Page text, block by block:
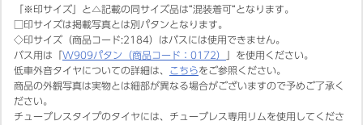
「※印サイズ」と△記載の同サイズ品は“混装着可“となります。
□印サイズは掲載写真とは別パタンとなります。
◇印サイズ（商品コード:2184）はバスには使用できません。
バス用は「W909パタン（商品コード：0172）
」を使用ください。
低車外音タイヤについての詳細は、 こちらをご参照ください。
商品の外観写真は実物とは細部が異なる場合がございますので予めご了承く
ださい。
チューブレスタイプのタイヤには、チューブレス専用リムを使用してくださ